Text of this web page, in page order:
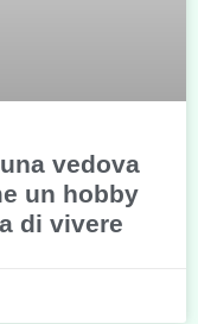
vedova
un hobby
di vivere